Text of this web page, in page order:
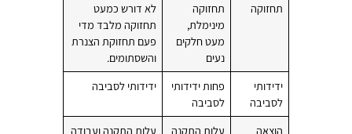
תחזוקה
תחזוקה
מינימלת,
מעט חלקים
נעים
לא דורש כמעט
תחזוקה מלבד מדי
פעם תחזוקת הצנרת
והשסתומים.
ידידותי
לסביבה
פחות ידידותי
לסביבה
ידידותי לסביבה
הוצאה
עלות התקנה
עלות התקנה ועבודה